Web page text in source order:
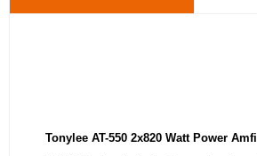
Tonylee AT-550 2x820 Watt Power Amfi